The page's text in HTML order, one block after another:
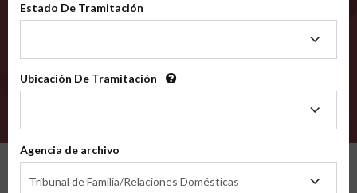
Estado De Tramitación
Tramitación
Ubicación De Tramitación
Tramitación
Agencia de archivo
Tribunal de Familia/Relaciones Domésticas
de